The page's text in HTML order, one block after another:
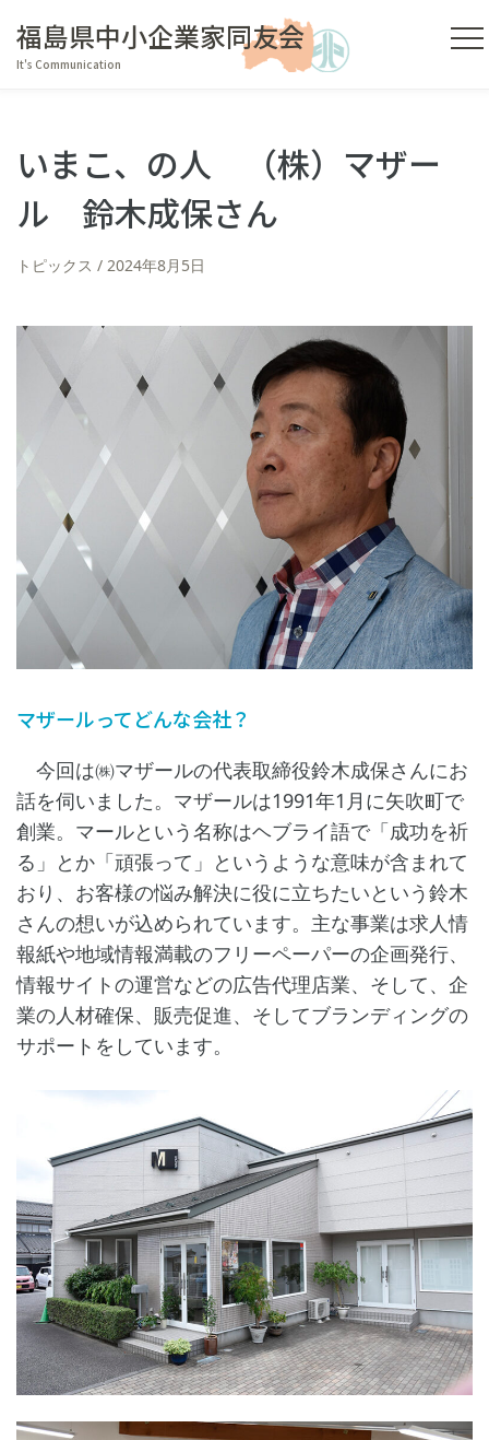
福島県中小企業家同友会
It's Communication
いまこ、の人 （株）マザー
ル 鈴木成保さん
トピックス 2024年8月5日
マザールってどんな会社？
今回は㈱マザールの代表取締役鈴木成保さんにお
話を伺いました。マザールは1991年1月に矢吹町で
創業。マールという名称はヘブライ語で「成功を祈
る」とか「頑張って」というような意味が含まれて
おり、お客様の悩み解決に役に立ちたいという鈴木
さんの想いが込められています。主な事業は求人情
報紙や地域情報満載のフリーペーパーの企画発行、
情報サイトの運営などの広告代理店業、そして、企
業の人材確保、販売促進、そしてブランディングの
サポートをしています。